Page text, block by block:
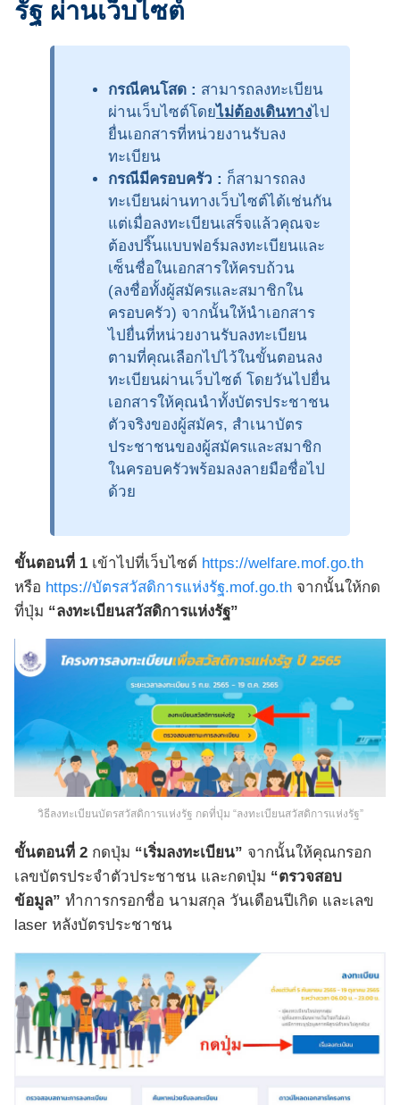
รัฐ ผ่านเว็บไซต์
กรณีคนโสด : สามารถลงทะเบียน
ผ่านเว็บไซต์โดยไม่ต้องเดินทางไป
ยื่นเอกสารที่หน่วยงานรับลง
ทะเบียน
กรณีมีครอบครัว : ก็สามารถลง
ทะเบียนผ่านทางเว็บไซต์ได้เช่นกัน
แต่เมื่อลงทะเบียนเสร็จแล้วคุณจะ
ต้องปริ๊นแบบฟอร์มลงทะเบียนและ
เซ็นชื่อในเอกสารให้ครบถ้วน
(ลงชื่อทั้งผู้สมัครและสมาชิกใน
ครอบครัว) จากนั้นให้นำเอกสาร
ไปยื่นที่หน่วยงานรับลงทะเบียน
ตามที่คุณเลือกไปไว้ในขั้นตอนลง
ทะเบียนผ่านเว็บไซต์ โดยวันไปยื่น
เอกสารให้คุณนำทั้งบัตรประชาชน
ตัวจริงของผู้สมัคร, สำเนาบัตร
ประชาชนของผู้สมัครและสมาชิก
ในครอบครัวพร้อมลงลายมือชื่อไป
ด้วย
ขั้นตอนที่ 1 เข้าไปที่เว็บไซต์ https://welfare.mof.go.th
หรือ https://บัตรสวัสดิการแห่งรัฐ.mof.go.th จากนั้นให้กด
ที่ปุ่ม “ลงทะเบียนสวัสดิการแห่งรัฐ”
วิธีลงทะเบียนบัตรสวัสดิการแห่งรัฐ กดที่ปุ่ม “ลงทะเบียนสวัสดิการแห่งรัฐ”
ขั้นตอนที่ 2 กดปุ่ม “เริ่มลงทะเบียน” จากนั้นให้คุณกรอก
เลขบัตรประจำตัวประชาชน และกดปุ่ม “ตรวจสอบ
ข้อมูล” ทำการกรอกชื่อ นามสกุล วันเดือนปีเกิด และเลข
laser หลังบัตรประชาชน